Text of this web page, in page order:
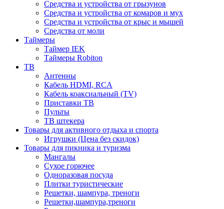
Средства и устройства от грызунов
Средства и устройства от комаров и мух
Средства и устройства от крыс и мышей
Средства от моли
Таймеры
Таймер IEK
Таймеры Robiton
ТВ
Антенны
Кабель HDMI, RCA
Кабель коаксиальный (TV)
Приставки ТВ
Пульты
ТВ штекера
Товары для активного отдыха и спорта
Игрушки (Цена без скидок)
Товары для пикника и туризма
Мангалы
Сухое горючее
Одноразовая посуда
Плитки туристические
Решетки, шампура, треноги
Решетки,шампура,треноги